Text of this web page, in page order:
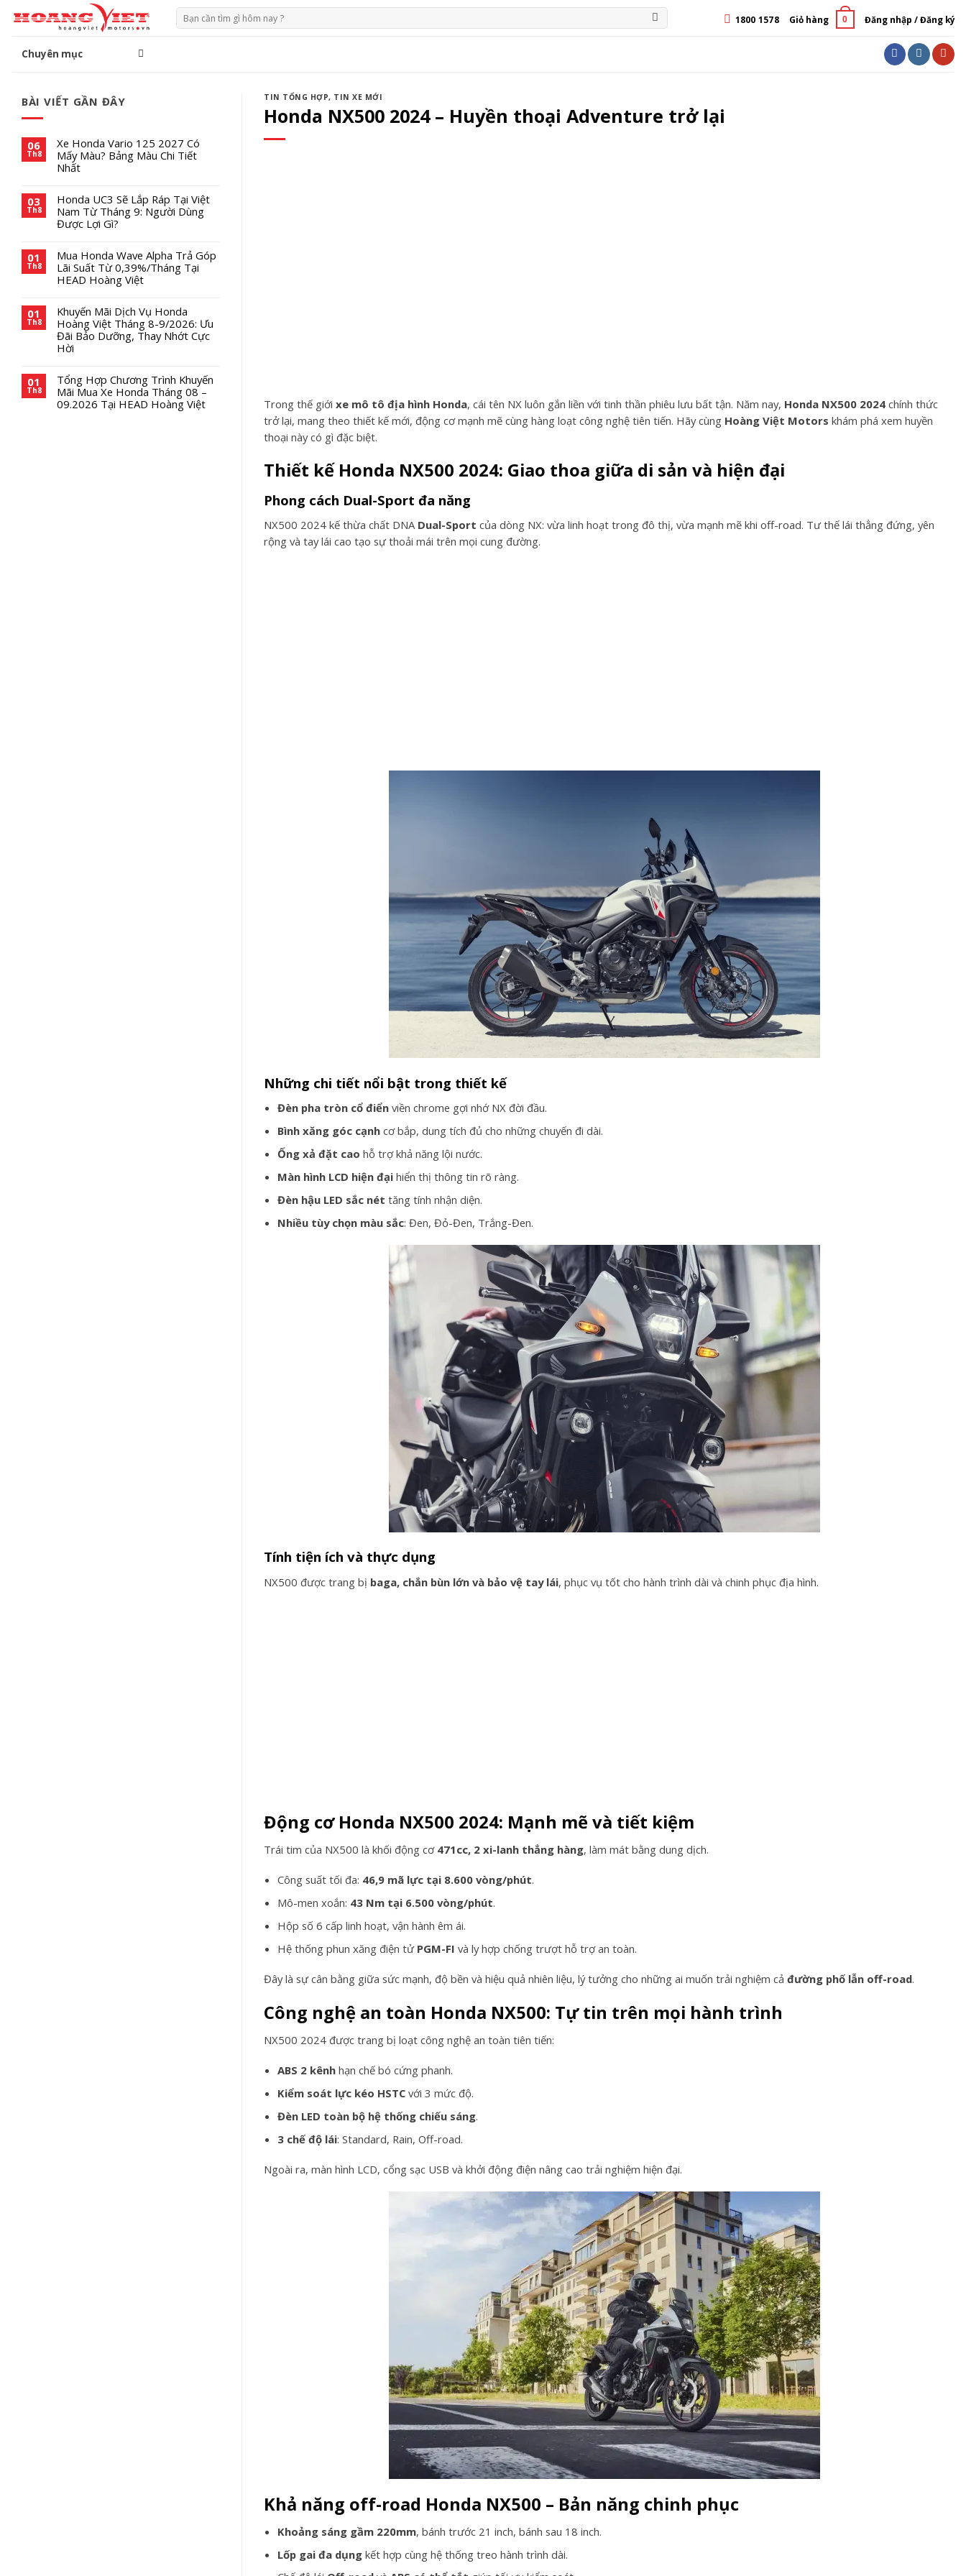
đến
Tìm
kiếm:
1800 1578 Giỏ hàng 0 Đăng nhập / Đăng ký
Chuyên mục
BÀI VIẾT GẦN ĐÂY
06
Th8
Xe Honda Vario 125 2027 Có
Mấy Màu? Bảng Màu Chi Tiết
Nhất
03
Th8
Honda UC3 Sẽ Lắp Ráp Tại Việt
Nam Từ Tháng 9: Người Dùng
Được Lợi Gì?
01
Th8
Mua Honda Wave Alpha Trả Góp
Lãi Suất Từ 0,39%/Tháng Tại
HEAD Hoàng Việt
01
Th8
Khuyến Mãi Dịch Vụ Honda
Hoàng Việt Tháng 8-9/2026: Ưu
Đãi Bảo Dưỡng, Thay Nhớt Cực
Hời
01
Th8
Tổng Hợp Chương Trình Khuyến
Mãi Mua Xe Honda Tháng 08 –
09.2026 Tại HEAD Hoàng Việt
TIN TỔNG HỢP, TIN XE MỚI
Honda NX500 2024 – Huyền thoại Adventure trở lại
Trong thế giới xe mô tô địa hình Honda, cái tên NX luôn gắn liền với tinh thần phiêu lưu bất tận. Năm nay, Honda NX500 2024 chính thức
trở lại, mang theo thiết kế mới, động cơ mạnh mẽ cùng hàng loạt công nghệ tiên tiến. Hãy cùng Hoàng Việt Motors khám phá xem huyền
thoại này có gì đặc biệt.
Thiết kế Honda NX500 2024: Giao thoa giữa di sản và hiện đại
Phong cách Dual-Sport đa năng
NX500 2024 kế thừa chất DNA Dual-Sport của dòng NX: vừa linh hoạt trong đô thị, vừa mạnh mẽ khi off-road. Tư thế lái thẳng đứng, yên
rộng và tay lái cao tạo sự thoải mái trên mọi cung đường.
Những chi tiết nổi bật trong thiết kế
Đèn pha tròn cổ điển viền chrome gợi nhớ NX đời đầu.
Bình xăng góc cạnh cơ bắp, dung tích đủ cho những chuyến đi dài.
Ống xả đặt cao hỗ trợ khả năng lội nước.
Màn hình LCD hiện đại hiển thị thông tin rõ ràng.
Đèn hậu LED sắc nét tăng tính nhận diện.
Nhiều tùy chọn màu sắc: Đen, Đỏ-Đen, Trắng-Đen.
Tính tiện ích và thực dụng
NX500 được trang bị baga, chắn bùn lớn và bảo vệ tay lái, phục vụ tốt cho hành trình dài và chinh phục địa hình.
Động cơ Honda NX500 2024: Mạnh mẽ và tiết kiệm
Trái tim của NX500 là khối động cơ 471cc, 2 xi-lanh thẳng hàng, làm mát bằng dung dịch.
Công suất tối đa: 46,9 mã lực tại 8.600 vòng/phút.
Mô-men xoắn: 43 Nm tại 6.500 vòng/phút.
Hộp số 6 cấp linh hoạt, vận hành êm ái.
Hệ thống phun xăng điện tử PGM-FI và ly hợp chống trượt hỗ trợ an toàn.
Đây là sự cân bằng giữa sức mạnh, độ bền và hiệu quả nhiên liệu, lý tưởng cho những ai muốn trải nghiệm cả đường phố lẫn off-road.
Công nghệ an toàn Honda NX500: Tự tin trên mọi hành trình
NX500 2024 được trang bị loạt công nghệ an toàn tiên tiến:
ABS 2 kênh hạn chế bó cứng phanh.
Kiểm soát lực kéo HSTC với 3 mức độ.
Đèn LED toàn bộ hệ thống chiếu sáng.
3 chế độ lái: Standard, Rain, Off-road.
Ngoài ra, màn hình LCD, cổng sạc USB và khởi động điện nâng cao trải nghiệm hiện đại.
Khả năng off-road Honda NX500 – Bản năng chinh phục
Khoảng sáng gầm 220mm, bánh trước 21 inch, bánh sau 18 inch.
Lốp gai đa dụng kết hợp cùng hệ thống treo hành trình dài.